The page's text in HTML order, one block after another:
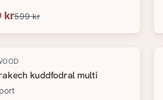
kr599 kr
kuddfodral multi